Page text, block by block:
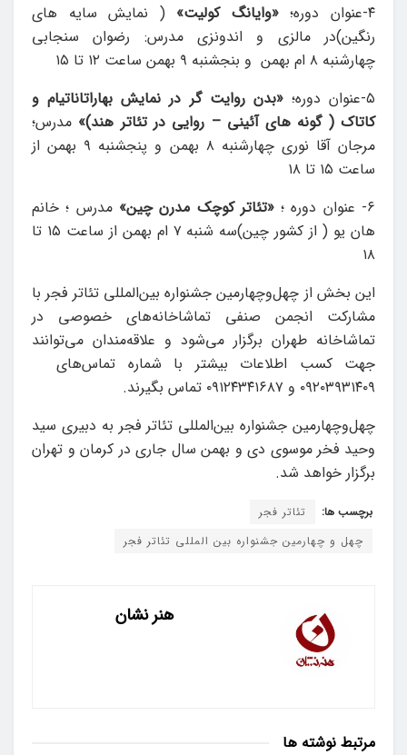
۴-عنوان دوره؛
«وایانگ کولیت» ( نمایش سایه های
رنگین)در مالزی و اندونزی مدرس: رضوان سنجابی
چهارشنبه ۸ ام بهمن و بنجشنبه ۹ بهمن ساعت ۱۲ تا ۱۵
۵-عنوان دوره؛
«بدن روایت گر در نمایش بهاراتاناتیام و
کاتاک ( گونه های آئینی – روایی در تئاتر هند)» مدرس؛
مرجان آقا نوری چهارشنبه ۸ بهمن و‌ پنجشنبه ۹ بهمن از
ساعت ۱۵ تا ۱۸
۶- عنوان دوره ؛
«تئاتر کوچک مدرن چین» مدرس ؛ خانم
هان یو ( از کشور چین)سه شنبه ۷ ام بهمن از ساعت ۱۵ تا
۱۸
این بخش از چهل‌وچهارمین جشنواره بین‌المللی تئاتر فجر با
مشارکت انجمن صنفی تماشاخانه‌های خصوصی در
تماشاخانه طهران برگزار می‌شود و علاقه‌مندان می‌توانند
جهت کسب اطلاعات بیشتر با شماره تماس‌های
۰۹۲۰۳۹۳۱۴۰۹ و ۰۹۱۲۴۳۴۱۶۸۷ تماس بگیرند.
چهل‌وچهارمین جشنواره بین‌المللی تئاتر فجر به دبیری سید
وحید فخر موسوی دی و بهمن سال جاری در کرمان و تهران
برگزار خواهد شد.
برچسب ها:
تئاتر فجر
چهل و چهارمین جشنواره بین المللی تئاتر فجر
هنر نشان
مرتبط نوشته ها